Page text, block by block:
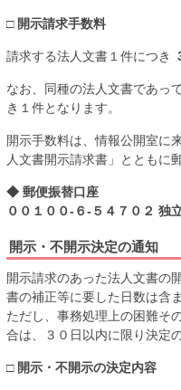
□ 開示請求手数料
請求する法人文書１件につき
なお、同種の法人文書であっ
き１件となります。
開示手数料は、情報公開室に
人文書開示請求書」とともに
◆ 郵便振替口座
００１００-６-５４７０２ 独
開示・不開示決定の通知
開示請求のあった法人文書の
書の補正等に要した日数は含
ただし、事務処理上の困難そ
合は、３０日以内に限り決定
□ 開示・不開示の決定内容